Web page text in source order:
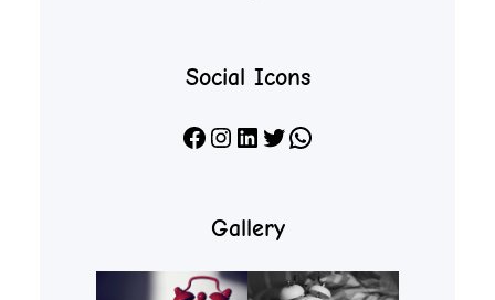
Social Icons
Facebook Instagram LinkedIn X WhatsApp
Gallery